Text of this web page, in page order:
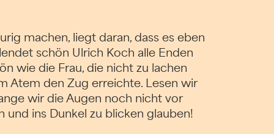
machen, liegt daran, dass es eben
schön Ulrich Koch alle Enden
wie die Frau, die nicht zu lachen
Atem den Zug erreichte. Lesen wir
wir die Augen noch nicht vor
ins Dunkel zu blicken glauben!